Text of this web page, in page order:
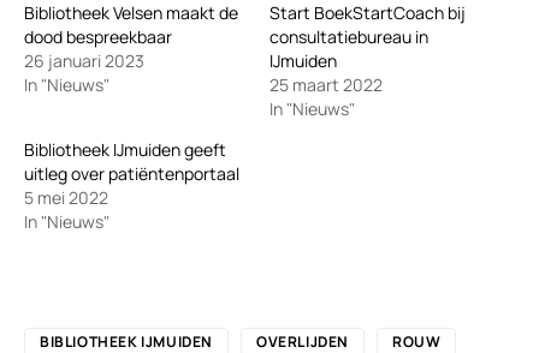
Bibliotheek Velsen maakt de
dood bespreekbaar
26 januari 2023
In "Nieuws"
Start BoekStartCoach bij
consultatiebureau in
IJmuiden
25 maart 2022
In "Nieuws"
Bibliotheek IJmuiden geeft
uitleg over patiëntenportaal
5 mei 2022
In "Nieuws"
BIBLIOTHEEK IJMUIDEN OVERLIJDEN ROUW